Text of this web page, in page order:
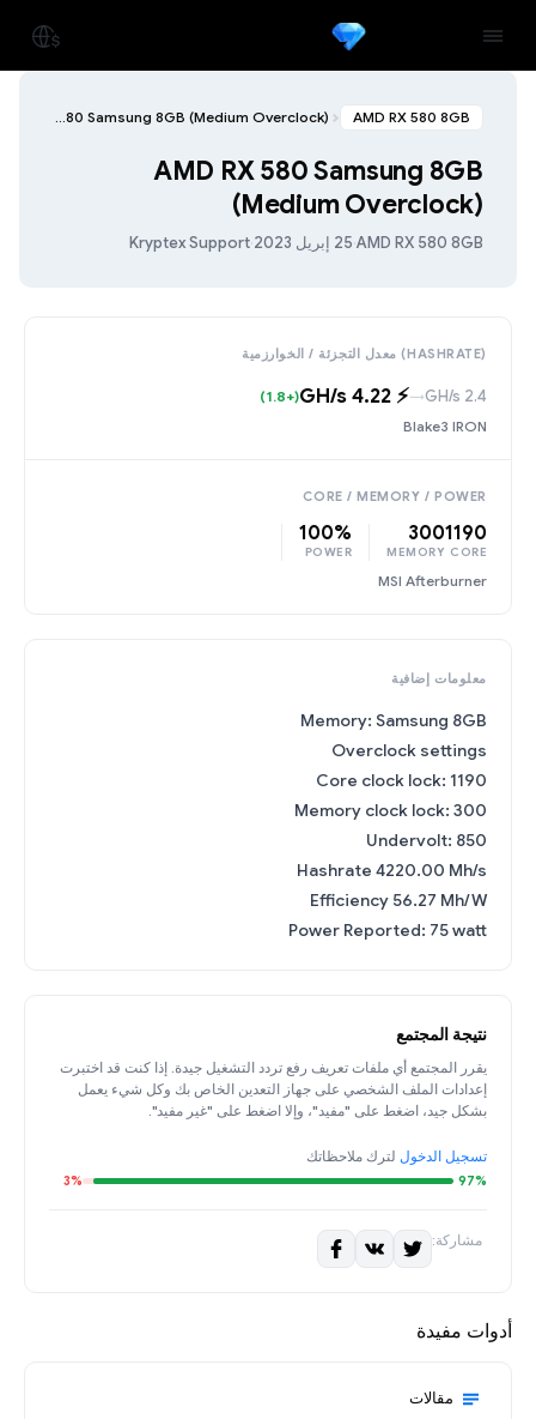
AMD RX 580 8GB
AMD RX 580 Samsung 8GB (Medium Overclock)
AMD RX 580 Samsung 8GB
(Medium Overclock)
AMD RX 580 8GB
·25 إبريل 2023 ·
Kryptex Support
(HASHRATE) معدل التجزئة / الخوارزمية
2.4 GH/s
→
⚡️ 4.22 GH/s
(+1.8)
Blake3 IRON
CORE / MEMORY / POWER
1190
CORE
300
MEMORY
100%
POWER
MSI Afterburner
معلومات إضافية
Memory: Samsung 8GB
Overclock settings
Core clock lock: 1190
Memory clock lock: 300
Undervolt: 850
Hashrate 4220.00 Mh/s
Efficiency 56.27 Mh/W
Power Reported: 75 watt
نتيجة المجتمع
يقرر المجتمع أي ملفات تعريف رفع تردد التشغيل جيدة. إذا كنت قد اختبرت
إعدادات الملف الشخصي على جهاز التعدين الخاص بك وكل شيء يعمل
بشكل جيد، اضغط على "مفيد"، وإلا اضغط على "غير مفيد".
تسجيل الدخول لترك ملاحظاتك
97%
3%
مشاركة:
أدوات مفيدة
مقالات